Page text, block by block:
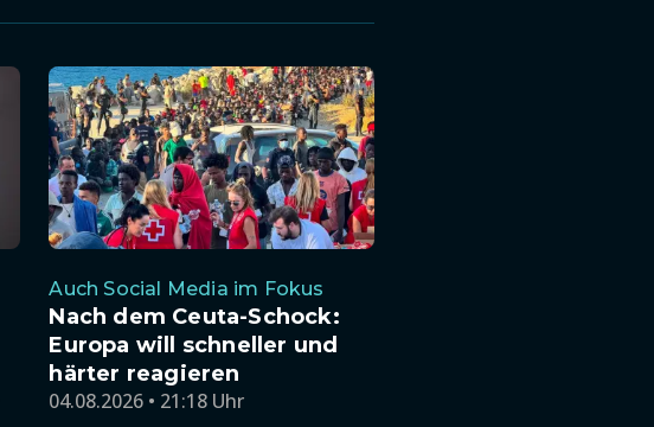
Auch Social Media im Fokus
Nach dem Ceuta-Schock:
Europa will schneller und
härter reagieren
04.08.2026 • 21:18 Uhr